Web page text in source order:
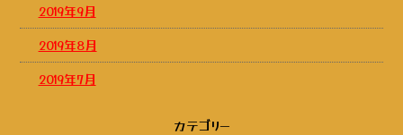
2019年9月
2019年8月
2019年7月
カテゴリー